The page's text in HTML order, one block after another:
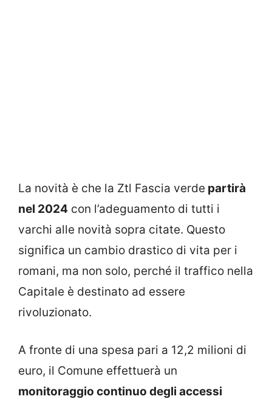
La novità è che la Ztl Fascia verde partirà
nel 2024 con l’adeguamento di tutti i
varchi alle novità sopra citate. Questo
significa un cambio drastico di vita per i
romani, ma non solo, perché il traffico nella
Capitale è destinato ad essere
rivoluzionato.
A fronte di una spesa pari a 12,2 milioni di
euro, il Comune effettuerà un
monitoraggio continuo degli accessi